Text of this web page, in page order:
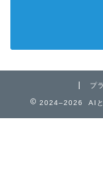
プ
2024–2026 AIと